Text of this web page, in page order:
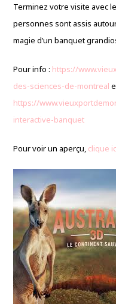
Terminez votre visite avec
personnes sont assis
magie d’un banquet
Pour info : https://
des-sciences-de-montreal
https://
interactive-banquet
Pour voir un aperçu, clique